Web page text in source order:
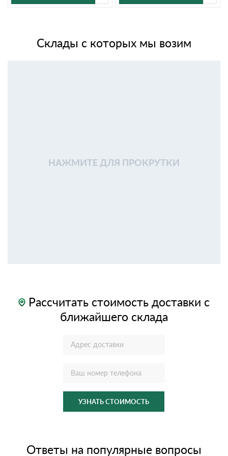
Склады с которых мы возим
НАЖМИТЕ ДЛЯ ПРОКРУТКИ
Рассчитать стоимость доставки с
ближайшего склада
УЗНАТЬ СТОИМОСТЬ
Ответы на популярные вопросы